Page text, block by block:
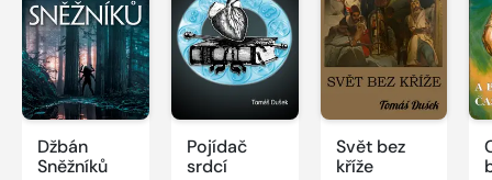
Džbán
Sněžníků
Pojídač
srdcí
Svět bez
kříže